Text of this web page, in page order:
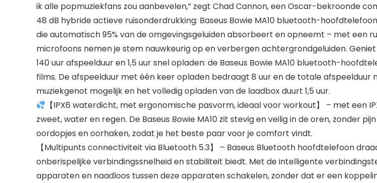
ik alle popmuziekfans zou aanbevelen,” zegt Chad Cannon, een Oscar-bekroonde
48 dB hybride actieve ruisonderdrukking: Baseus Bowie MA10 bluetooth-
die automatisch 95% van de omgevingsgeluiden absorbeert en opneemt – met een
microfoons nemen je stem nauwkeurig op en verbergen achtergrondgeluiden.
140 uur afspeelduur en 1,5 uur snel opladen: de Baseus Bowie MA10 bluetooth-
films. De afspeelduur met één keer opladen bedraagt 8 uur en de totale afspeelduur
muziekgenot mogelijk en het volledig opladen van de laadbox duurt 1,5 uur.
【IPX6 waterdicht, met ergonomische pasvorm, ideaal voor workout】 – met
zweet, water en regen. De Baseus Bowie MA10 zit stevig en veilig in de oren, zonder
oordopjes en oorhaken, zodat je het beste paar voor je comfort vindt.
【Multipunts connectiviteit via Bluetooth 5.3】 – Baseus Bluetooth hoofdtelefoon
onberispelijke verbindingssnelheid en stabiliteit biedt. Met de intelligente
apparaten en naadloos tussen deze apparaten schakelen, zonder dat er een